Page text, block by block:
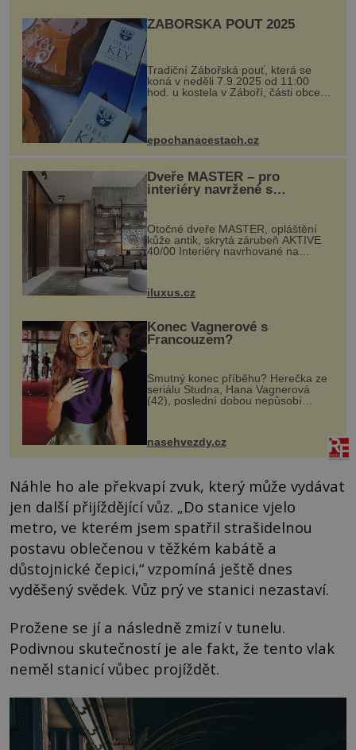
ZÁBOŘSKÁ POUŤ 2025
Tradiční Zábořská pouť, která se
koná v neděli 7.9.2025 od 11:00
hod. u kostela v Záboří, části obce
Kly u Mělníka. V programu naleznete
komentovanou prohlídku kostela,
epochanacestach.cz
Dveře MASTER – pro
interiéry navržené s
rozumem i vášní!
Otočné dveře MASTER, opláštění
kůže antik, skrytá zárubeň AKTIVE
40/00 Interiéry navrhované na
zakázku často vyžadují atypické
rozměry nejen nábytku, ale i
dnes umož...
iluxus.cz
Konec Vagnerové s
Francouzem?
Smutný konec příběhu? Herečka ze
seriálu Studna, Hana Vagnerová
(42), poslední dobou nepůsobí
nasehvezdy.cz
Náhle ho ale překvapí zvuk, který může vydávat
jen další přijíždějící vůz. „Do stanice vjelo
metro, ve kterém jsem spatřil strašidelnou
postavu oblečenou v těžkém kabátě a
důstojnické čepici,“ vzpomíná ještě dnes
vyděšený svědek. Vůz prý ve stanici nezastaví.
Prožene se jí a následně zmizí v tunelu.
Podivnou skutečností je ale fakt, že tento vlak
neměl stanicí vůbec projíždět.